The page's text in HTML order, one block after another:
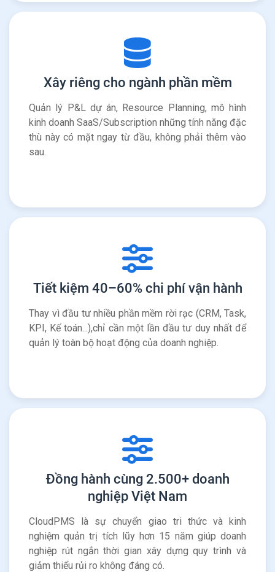
Xây riêng cho ngành phần mềm
Quản lý P&L dự án, Resource Planning, mô hình
kinh doanh SaaS/Subscription những tính năng đặc
thù này có mặt ngay từ đầu, không phải thêm vào
sau.
Tiết kiệm 40–60% chi phí vận hành
Thay vì đầu tư nhiều phần mềm rời rạc (CRM, Task,
KPI, Kế toán...),chỉ cần một lần đầu tư duy nhất để
quản lý toàn bộ hoạt động của doanh nghiệp.
Đồng hành cùng 2.500+ doanh
nghiệp Việt Nam
CloudPMS là sự chuyển giao tri thức và kinh
nghiệm quản trị tích lũy hơn 15 năm giúp doanh
nghiệp rút ngắn thời gian xây dựng quy trình và
giảm thiểu rủi ro không đáng có.